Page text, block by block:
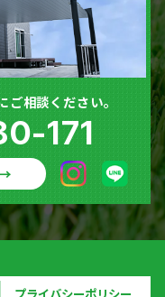
相談ください。
171
プライバシーポリシー